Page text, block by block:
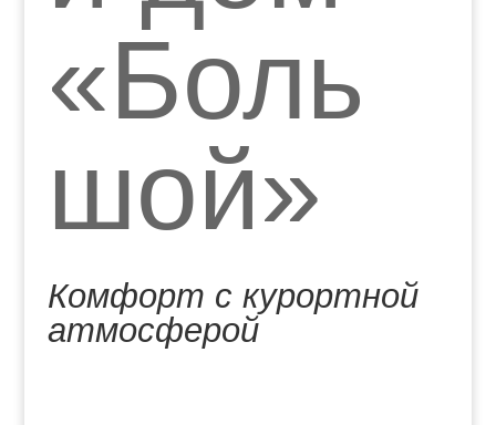
«Боль
шой»
Комфорт с курортной
атмосферой